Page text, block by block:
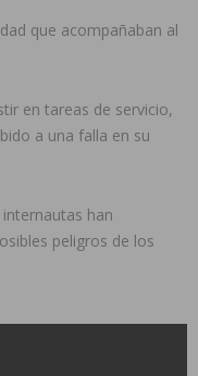
que acompañaban al
en tareas de servicio,
a una falla en su
han
peligros de los